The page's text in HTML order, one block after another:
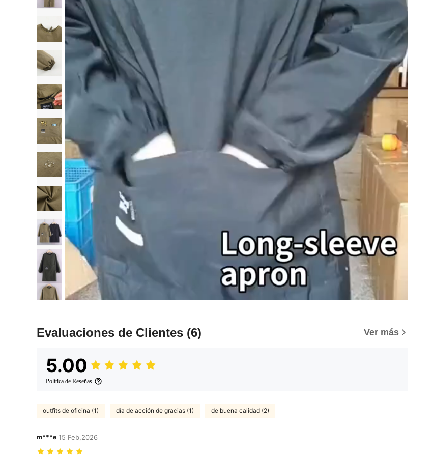
Evaluaciones de Clientes (6) Ver más
5.00
Política de Reseñas
outfits de oficina (1) día de acción de gracias (1) de buena calidad (2)
m***e 15 Feb,2026